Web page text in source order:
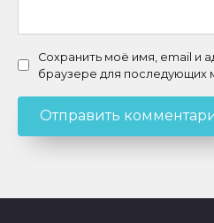
Сохранить моё имя, email и
браузере для последующих